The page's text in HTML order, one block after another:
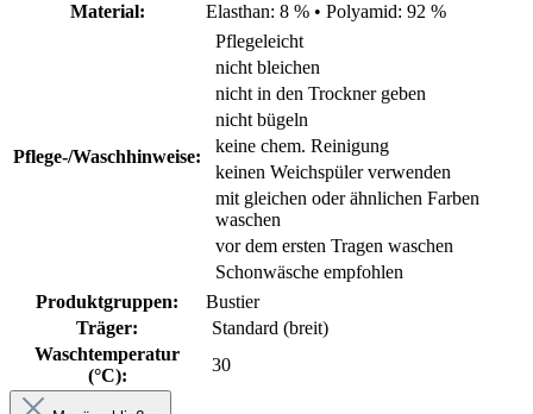
Material:
Elasthan: 8 % • Polyamid: 92 %
Pflege-/Waschhinweise:
Pflegeleicht
nicht bleichen
nicht in den Trockner geben
nicht bügeln
keine chem. Reinigung
keinen Weichspüler verwenden
mit gleichen oder ähnlichen Farben
waschen
vor dem ersten Tragen waschen
Schonwäsche empfohlen
Produktgruppen:
Bustier
Träger:
Standard (breit)
Waschtemperatur
(°C):
30